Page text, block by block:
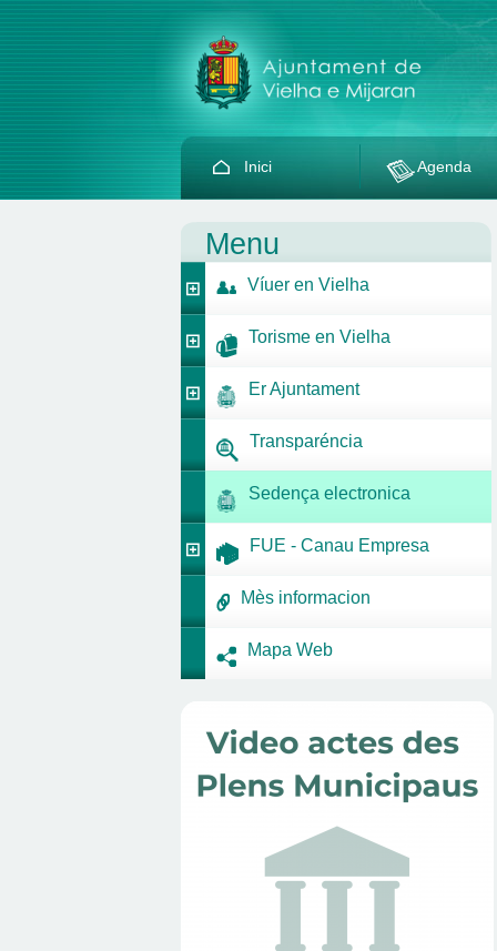
Inici Agenda
Menu
Víuer en Vielha
Torisme en Vielha
Er Ajuntament
Transparéncia
Sedença electronica
FUE - Canau Empresa
Mès informacion
Mapa Web